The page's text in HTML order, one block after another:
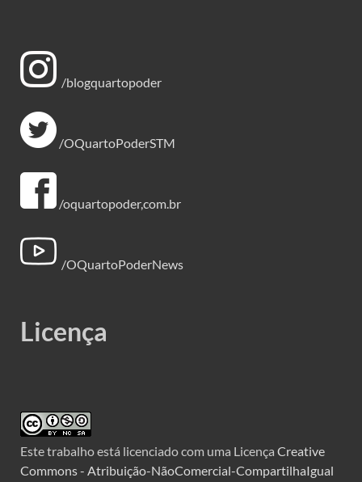
/blogquartopoder
/OQuartoPoderSTM
/oquartopoder,com.br
/OQuartoPoderNews
Licença
Este trabalho está licenciado com uma Licença Creative
Commons - Atribuição-NãoComercial-CompartilhaIgual